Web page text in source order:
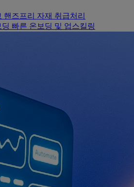
핸즈프리 자재 취급처리
빠른 온보딩 및 업스킬링